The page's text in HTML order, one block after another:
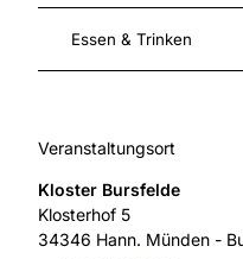
Essen & Trinken
Veranstaltungsort
Kloster Bursfelde
Klosterhof 5
34346 Hann. Münden -